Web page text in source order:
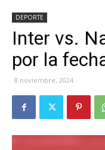
DEPORTE
Inter vs.
por la
8 noviembre, 2024